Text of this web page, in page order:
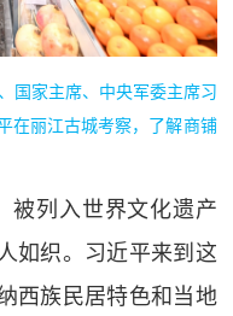
国家主席、中央军委主席习
在丽江古城考察，了解商铺
被列入世界文化遗产
如织。习近平来到这
西族民居特色和当地